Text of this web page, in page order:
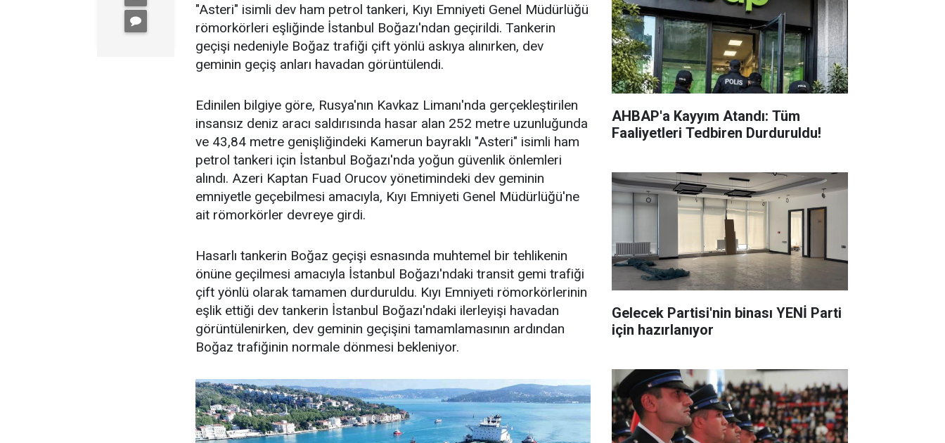
"Asteri" isimli dev ham petrol tankeri, Kıyı Emniyeti Genel Müdürlüğü
römorkörleri eşliğinde İstanbul Boğazı'ndan geçirildi. Tankerin
geçişi nedeniyle Boğaz trafiği çift yönlü askıya alınırken, dev
geminin geçiş anları havadan görüntülendi.
Edinilen bilgiye göre, Rusya'nın Kavkaz Limanı'nda gerçekleştirilen
insansız deniz aracı saldırısında hasar alan 252 metre uzunluğunda
ve 43,84 metre genişliğindeki Kamerun bayraklı "Asteri" isimli ham
petrol tankeri için İstanbul Boğazı'nda yoğun güvenlik önlemleri
alındı. Azeri Kaptan Fuad Orucov yönetimindeki dev geminin
emniyetle geçebilmesi amacıyla, Kıyı Emniyeti Genel Müdürlüğü'ne
ait römorkörler devreye girdi.
Hasarlı tankerin Boğaz geçişi esnasında muhtemel bir tehlikenin
önüne geçilmesi amacıyla İstanbul Boğazı'ndaki transit gemi trafiği
çift yönlü olarak tamamen durduruldu. Kıyı Emniyeti römorkörlerinin
eşlik ettiği dev tankerin İstanbul Boğazı'ndaki ilerleyişi havadan
görüntülenirken, dev geminin geçişini tamamlamasının ardından
Boğaz trafiğinin normale dönmesi bekleniyor.
AHBAP'a Kayyım Atandı: Tüm
Faaliyetleri Tedbiren Durduruldu!
Gelecek Partisi'nin binası YENİ Parti
için hazırlanıyor